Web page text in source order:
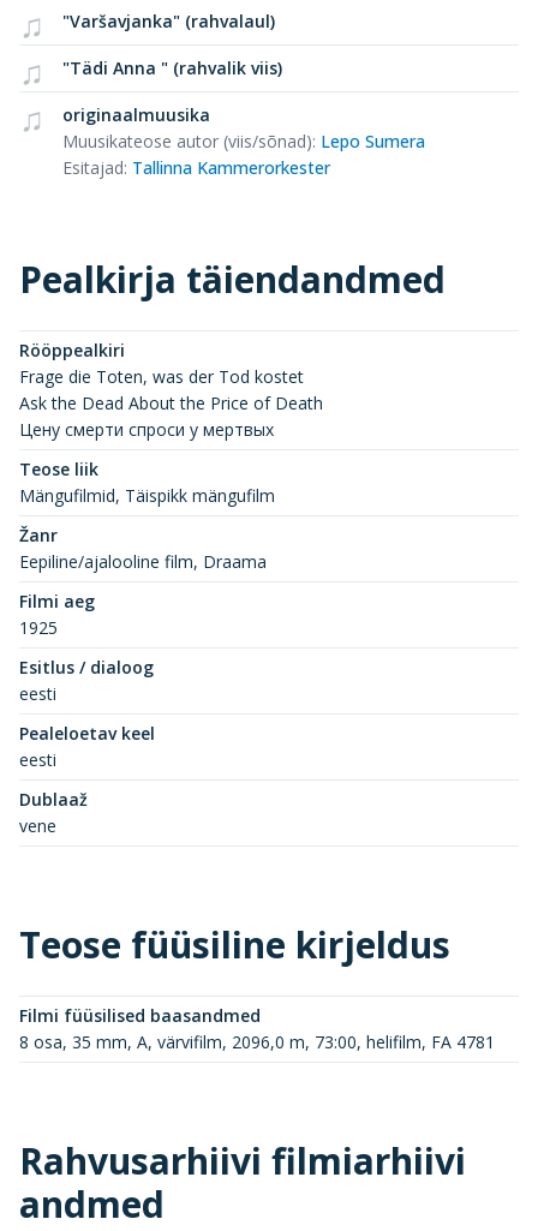
"Varšavjanka" (rahvalaul)
"Tädi Anna " (rahvalik viis)
originaalmuusika
Muusikateose autor (viis/sõnad): Lepo Sumera
Esitajad: Tallinna Kammerorkester
Pealkirja täiendandmed
Rööppealkiri
Frage die Toten, was der Tod kostet
Ask the Dead About the Price of Death
Цену смерти спроси у мертвых
Teose liik
Mängufilmid, Täispikk mängufilm
Žanr
Eepiline/ajalooline film, Draama
Filmi aeg
1925
Esitlus / dialoog
eesti
Pealeloetav keel
eesti
Dublaaž
vene
Teose füüsiline kirjeldus
Filmi füüsilised baasandmed
8 osa, 35 mm, A, värvifilm, 2096,0 m, 73:00, helifilm, FA 4781
Rahvusarhiivi filmiarhiivi
andmed